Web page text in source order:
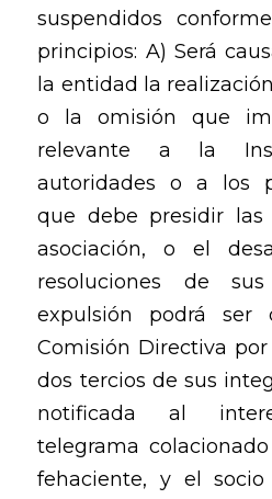
suspendidos
principios: A) Será
la entidad la
o la omisión que
relevante a la
autoridades o a los
que debe presidir
asociación, o el
resoluciones de
expulsión podrá ser
Comisión Directiva
dos tercios de sus
notificada al
telegrama
fehaciente, y el